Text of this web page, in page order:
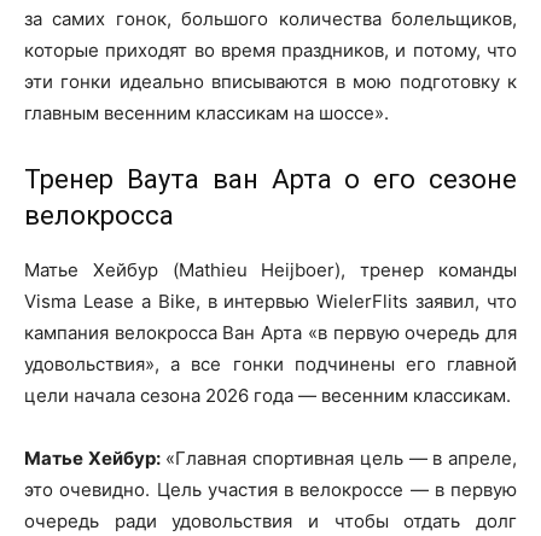
за самих гонок, большого количества болельщиков,
которые приходят во время праздников, и потому, что
эти гонки идеально вписываются в мою подготовку к
главным весенним классикам на шоссе».
Тренер Ваута ван Арта о его сезоне
велокросса
Матье Хейбур (Mathieu Heijboer), тренер команды
Visma Lease a Bike, в интервью WielerFlits заявил, что
кампания велокросса Ван Арта «в первую очередь для
удовольствия», а все гонки подчинены его главной
цели начала сезона 2026 года — весенним классикам.
Матье Хейбур:«Главная спортивная цель — в апреле,
это очевидно. Цель участия в велокроссе — в первую
очередь ради удовольствия и чтобы отдать долг